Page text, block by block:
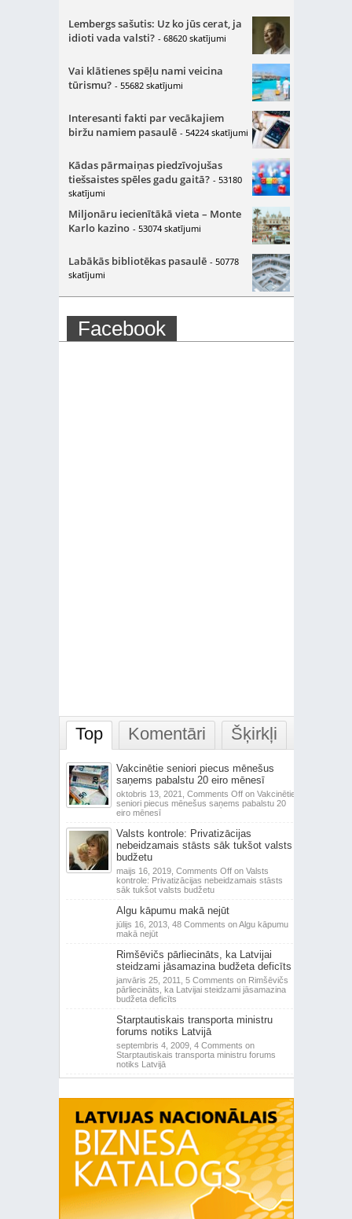
Lembergs sašutis: Uz ko jūs cerat, ja
idioti vada valsti? - 68620 skatījumi
Vai klātienes spēļu nami veicina
tūrismu? - 55682 skatījumi
Interesanti fakti par vecākajiem
biržu namiem pasaulē - 54224 skatījumi
Kādas pārmaiņas piedzīvojušas
tiešsaistes spēles gadu gaitā? - 53180
skatījumi
Miljonāru iecienītākā vieta – Monte
Karlo kazino - 53074 skatījumi
Labākās bibliotēkas pasaulē - 50778
skatījumi
Facebook
Top Komentāri Šķirkļi
Vakcinētie seniori piecus mēnešus
saņems pabalstu 20 eiro mēnesī
oktobris 13, 2021, Comments Offon Vakcinētie
seniori piecus mēnešus saņems pabalstu 20
eiro mēnesī
Valsts kontrole: Privatizācijas
nebeidzamais stāsts sāk tukšot valsts
budžetu
maijs 16, 2019, Comments Offon Valsts
kontrole: Privatizācijas nebeidzamais stāsts
sāk tukšot valsts budžetu
Algu kāpumu makā nejūt
jūlijs 16, 2013, 48 Comments on Algu kāpumu
makā nejūt
Rimšēvičs pārliecināts, ka Latvijai
steidzami jāsamazina budžeta deficīts
janvāris 25, 2011, 5 Comments on Rimšēvičs
pārliecināts, ka Latvijai steidzami jāsamazina
budžeta deficīts
Starptautiskais transporta ministru
forums notiks Latvijā
septembris 4, 2009, 4 Comments on
Starptautiskais transporta ministru forums
notiks Latvijā